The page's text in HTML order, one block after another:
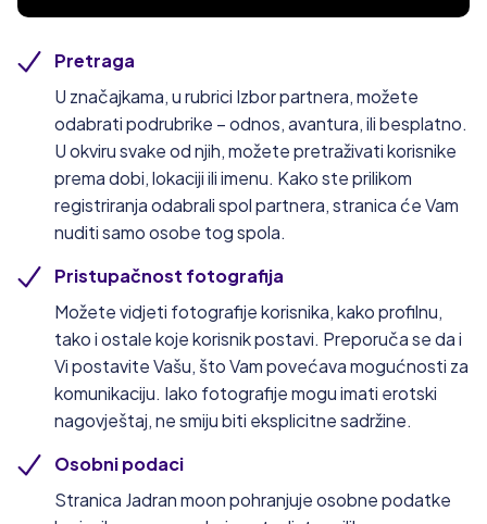
Pretraga
U značajkama, u rubrici Izbor partnera, možete
odabrati podrubrike – odnos, avantura, ili besplatno.
U okviru svake od njih, možete pretraživati korisnike
prema dobi, lokaciji ili imenu. Kako ste prilikom
registriranja odabrali spol partnera, stranica će Vam
nuditi samo osobe tog spola.
Pristupačnost fotografija
Možete vidjeti fotografije korisnika, kako profilnu,
tako i ostale koje korisnik postavi. Preporuča se da i
Vi postavite Vašu, što Vam povećava mogućnosti za
komunikaciju. Iako fotografije mogu imati erotski
nagovještaj, ne smiju biti eksplicitne sadržine.
Osobni podaci
Stranica Jadran moon pohranjuje osobne podatke